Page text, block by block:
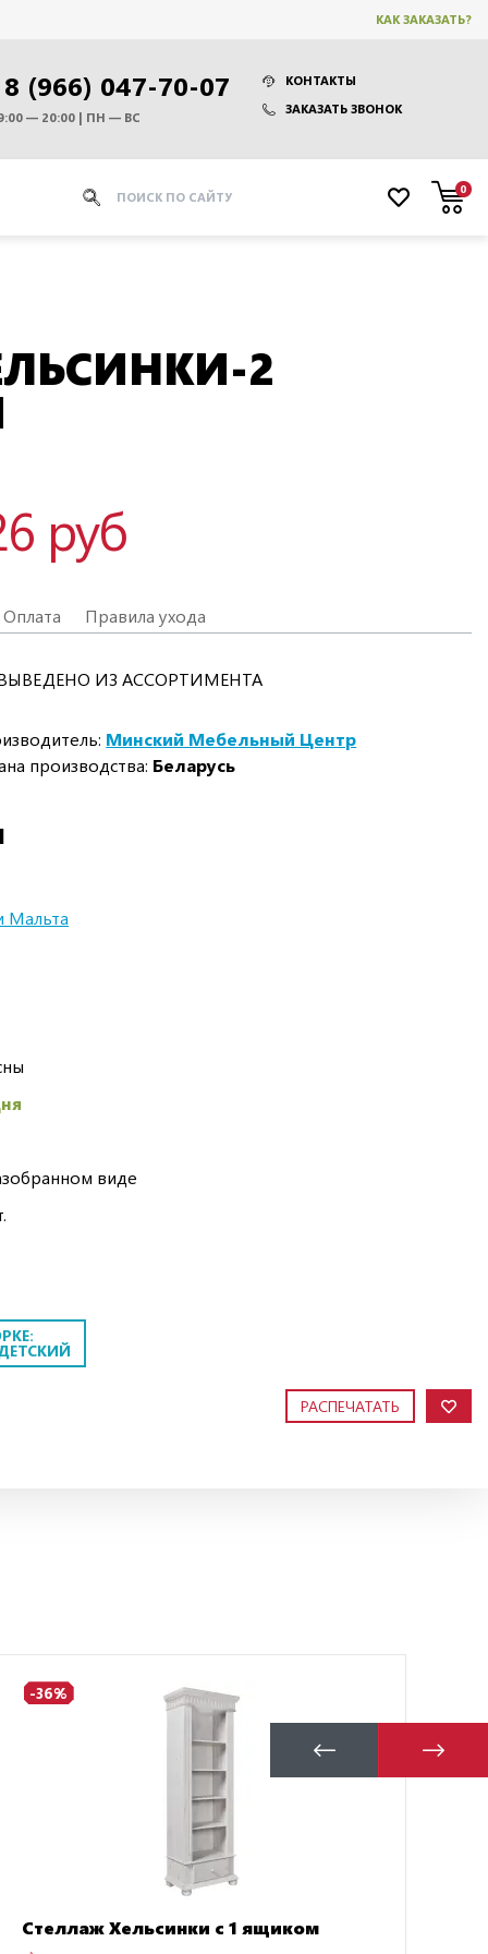
КАК ЗАКАЗАТЬ?
8 (966) 047-70-07
КОНТАКТЫ
ЗАКАЗАТЬ ЗВОНОК
— 20:00 | ПН — ВС
0
2
руб
Оплата Правила ухода
ИЗ АССОРТИМЕНТА
Минский Мебельный Центр
производства: Беларусь
Мальта
виде
РАСПЕЧАТАТЬ
-36%
Стеллаж Хельсинки с 1 ящиком